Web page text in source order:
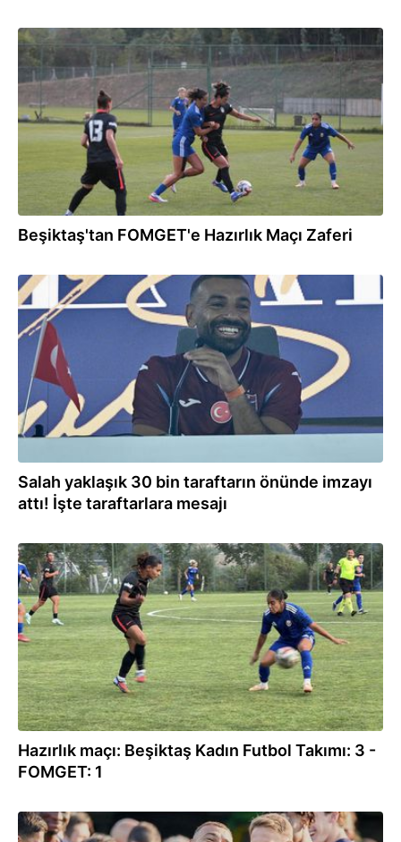
20:52
Beşiktaş'tan FOMGET'e Hazırlık Maçı Zaferi
20:52
Salah yaklaşık 30 bin taraftarın önünde imzayı
attı! İşte taraftarlara mesajı
20:37
Hazırlık maçı: Beşiktaş Kadın Futbol Takımı: 3 -
FOMGET: 1
20:24